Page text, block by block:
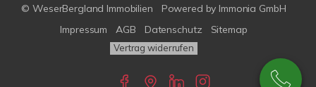
© WeserBergland Immobilien Powered by Immonia GmbH
Impressum
AGB Datenschutz Sitemap
Vertrag widerrufen